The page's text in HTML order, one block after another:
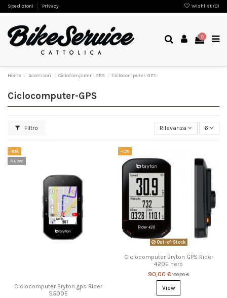
Spedizioni Privacy Wishlist (0)
0
Home Accessori Ciclocomputer - GPS Ciclocomputer-GPS
Ciclocomputer-GPS
Filtro Rilevanza 6
-10%
Nuovo
Ciclocomputer Bryton gps Rider
S500E
-10%
Out-of-Stock
Ciclocomputer Bryton GPS Rider
420E nero
90,00 € 100,00 €
View